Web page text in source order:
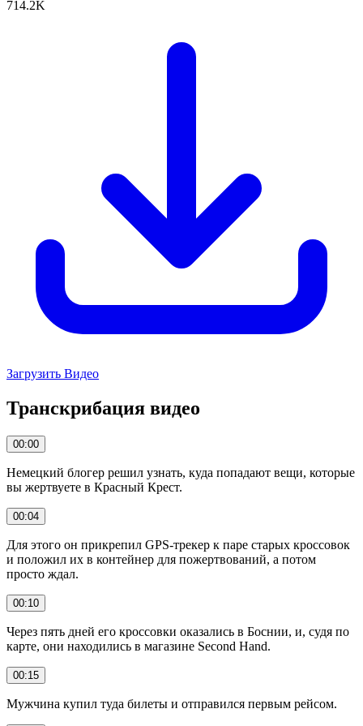
714.2K
Загрузить Видео
Транскрибация видео
00:00
Немецкий блогер решил узнать, куда попадают вещи, которые
вы жертвуете в Красный Крест.
00:04
Для этого он прикрепил GPS-трекер к паре старых кроссовок
и положил их в контейнер для пожертвований, а потом
просто ждал.
00:10
Через пять дней его кроссовки оказались в Боснии, и, судя по
карте, они находились в магазине Second Hand.
00:15
Мужчина купил туда билеты и отправился первым рейсом.